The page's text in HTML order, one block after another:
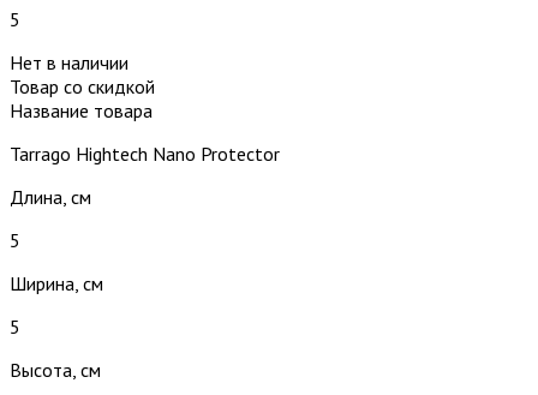
5
Нет в наличии
Товар со скидкой
Название товара
Tarrago Hightech Nano Protector
Длина, см
5
Ширина, см
5
Высота, см